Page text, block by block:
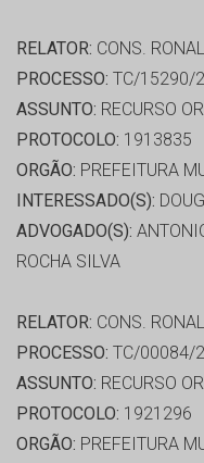
RELATOR: CONS.
PROCESSO: TC/15290/
ASSUNTO: RECURSO
PROTOCOLO: 1913835
ORGÃO: PREFEITURA
INTERESSADO(S):
ADVOGADO(S):
ROCHA SILVA
RELATOR: CONS.
PROCESSO: TC/00084/
ASSUNTO: RECURSO
PROTOCOLO: 1921296
ORGÃO: PREFEITURA